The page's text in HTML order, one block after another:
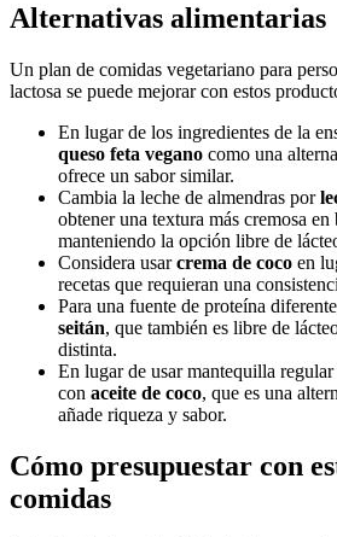
Alternativas alimentarias
Un plan de comidas vegetariano para
lactosa se puede mejorar con estos
En lugar de los ingredientes de la
queso feta vegano como una
ofrece un sabor similar.
Cambia la leche de almendras por
obtener una textura más cremosa
manteniendo la opción libre de
Considera usarcrema de coco en
recetas que requieran una
Para una fuente de proteína
seitán, que también es libre de
distinta.
En lugar de usar mantequilla
con aceite de coco, que es una
añade riqueza y sabor.
Cómo presupuestar con
comidas